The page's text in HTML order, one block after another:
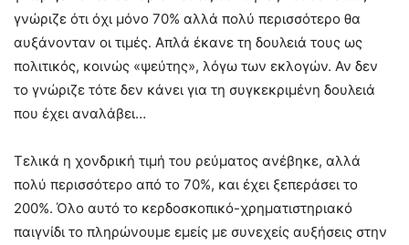
γνώριζε ότι όχι μόνο 70% αλλά πολύ περισσότερο θα
αυξάνονταν οι τιμές. Απλά έκανε τη δουλειά τους ως
πολιτικός, κοινώς «ψεύτης», λόγω των εκλογών. Αν δεν
το γνώριζε τότε δεν κάνει για τη συγκεκριμένη δουλειά
που έχει αναλάβει…
Τελικά η χονδρική τιμή του ρεύματος ανέβηκε, αλλά
πολύ περισσότερο από το 70%, και έχει ξεπεράσει το
200%. Όλο αυτό το κερδοσκοπικό-χρηματιστηριακό
παιγνίδι το πληρώνουμε εμείς με συνεχείς αυξήσεις στην